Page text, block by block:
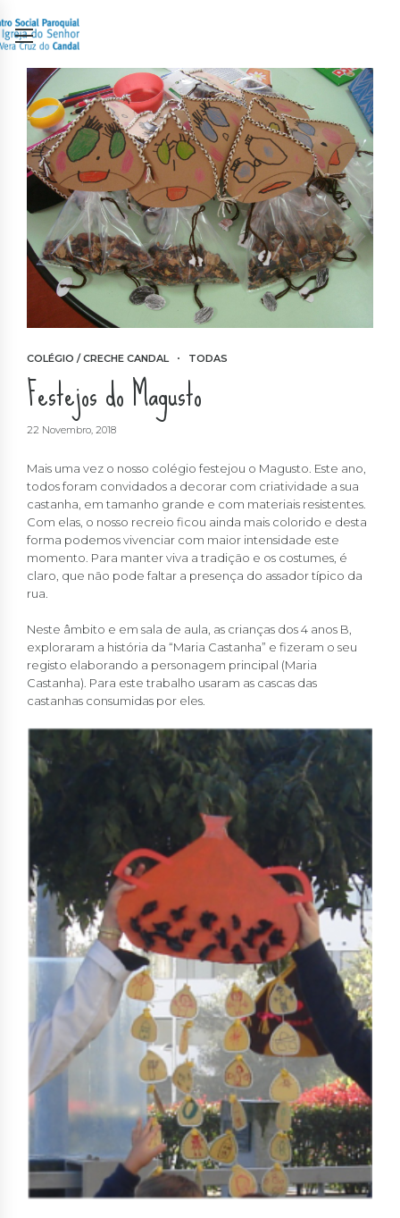
COLÉGIO / CRECHE CANDAL TODAS
Festejos do Magusto
22 Novembro, 2018
Mais uma vez o nosso colégio festejou o Magusto. Este ano,
todos foram convidados a decorar com criatividade a sua
castanha, em tamanho grande e com materiais resistentes.
Com elas, o nosso recreio ficou ainda mais colorido e desta
forma podemos vivenciar com maior intensidade este
momento. Para manter viva a tradição e os costumes, é
claro, que não pode faltar a presença do assador típico da
rua.
Neste âmbito e em sala de aula, as crianças dos 4 anos B,
exploraram a história da “Maria Castanha” e fizeram o seu
registo elaborando a personagem principal (Maria
Castanha). Para este trabalho usaram as cascas das
castanhas consumidas por eles.